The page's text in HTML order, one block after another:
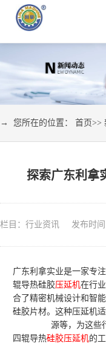
→ 您所在的位置： 首页>>
探索广东利拿
栏目：行业资讯 发布时间
广东利拿实业是一家专
辊导热硅胶压延机在行
合了精密机械设计和智
硅胶片材。这种压延机
源等，为这些
四辊导热硅胶压延机的